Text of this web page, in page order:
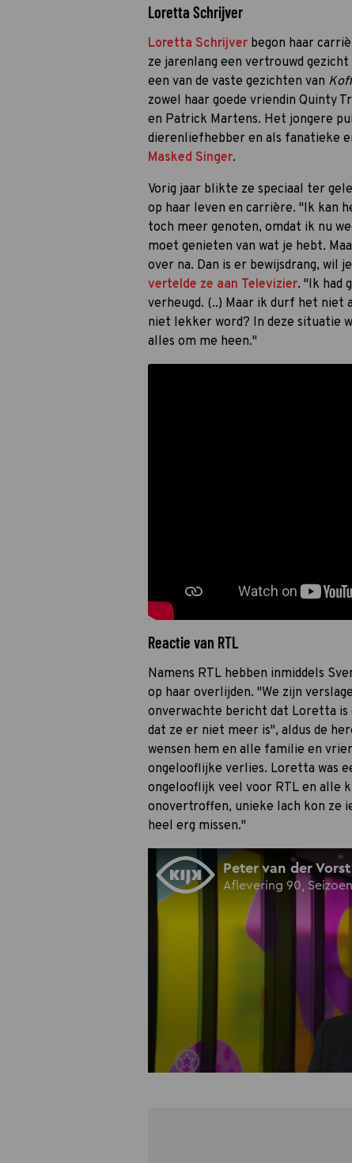
Loretta Schrijver
Loretta Schrijver begon haar
ze jarenlang een vertrouwd
een van de vaste gezichten van
zowel haar goede vriendin Quinty
en Patrick Martens. Het jongere
dierenliefhebber en als fanatieke
Masked Singer.
Vorig jaar blikte ze speciaal ter
op haar leven en carrière. "Ik kan
toch meer genoten, omdat ik nu
moet genieten van wat je hebt.
over na. Dan is er bewijsdrang, wil
vertelde ze aan Televizier. "Ik had
verheugd. (..) Maar ik durf het niet
niet lekker word? In deze situatie
alles om me heen."
Reactie van RTL
Namens RTL hebben inmiddels
op haar overlijden. "We zijn
onverwachte bericht dat Loretta
dat ze er niet meer is", aldus de
wensen hem en alle familie en
ongelooflijke verlies. Loretta was
ongelooflijk veel voor RTL en alle
onovertroffen, unieke lach kon ze
heel erg missen."